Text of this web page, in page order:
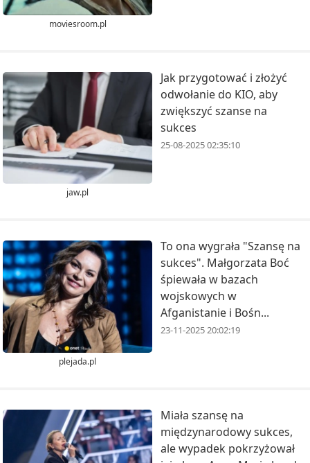
moviesroom.pl
jaw.pl
Jak przygotować i złożyć
odwołanie do KIO, aby
zwiększyć szanse na
sukces
25-08-2025 02:35:10
plejada.pl
To ona wygrała "Szansę na
sukces". Małgorzata Boć
śpiewała w bazach
wojskowych w
Afganistanie i Bośn...
23-11-2025 20:02:19
Miała szansę na
międzynarodowy sukces,
ale wypadek pokrzyżował